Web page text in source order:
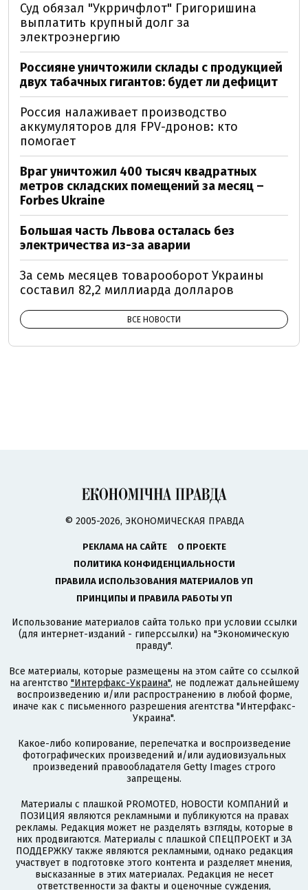
Суд обязал "Укрричфлот" Григоришина
выплатить крупный долг за
электроэнергию
Россияне уничтожили склады с продукцией
двух табачных гигантов: будет ли дефицит
Россия налаживает производство
аккумуляторов для FPV-дронов: кто
помогает
Враг уничтожил 400 тысяч квадратных
метров складских помещений за месяц –
Forbes Ukraine
Большая часть Львова осталась без
электричества из-за аварии
За семь месяцев товарооборот Украины
составил 82,2 миллиарда долларов
ВСЕ НОВОСТИ
© 2005-2026, ЭКОНОМИЧЕСКАЯ ПРАВДА
РЕКЛАМА НА САЙТЕ
О ПРОЕКТЕ
ПОЛИТИКА КОНФИДЕНЦИАЛЬНОСТИ
ПРАВИЛА ИСПОЛЬЗОВАНИЯ МАТЕРИАЛОВ УП
ПРИНЦИПЫ И ПРАВИЛА РАБОТЫ УП
Использование материалов сайта только при условии ссылки
(для интернет-изданий - гиперссылки) на "Экономическую
правду".
Все материалы, которые размещены на этом сайте со ссылкой
на агентство "Интерфакс-Украина", не подлежат дальнейшему
воспроизведению и/или распространению в любой форме,
иначе как с письменного разрешения агентства "Интерфакс-
Украина".
Какое-либо копирование, перепечатка и воспроизведение
фотографических произведений и/или аудиовизуальных
произведений правообладателя Getty Images строго
запрещены.
Материалы с плашкой PROMOTED, НОВОСТИ КОМПАНИЙ и
ПОЗИЦИЯ являются рекламными и публикуются на правах
рекламы. Редакция может не разделять взгляды, которые в
них продвигаются. Материалы с плашкой СПЕЦПРОЕКТ и ЗА
ПОДДЕРЖКУ также являются рекламными, однако редакция
участвует в подготовке этого контента и разделяет мнения,
высказанные в этих материалах. Редакция не несет
ответственности за факты и оценочные суждения,